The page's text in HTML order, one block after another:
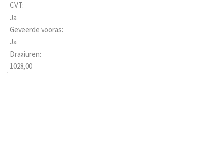
CVT:
Ja
Geveerde vooras:
Ja
Draaiuren:
1028,00